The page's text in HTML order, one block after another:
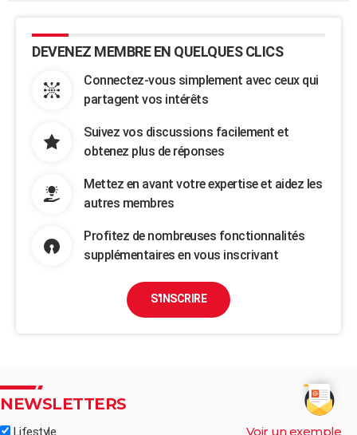
DEVENEZ MEMBRE EN QUELQUES CLICS
Connectez-vous simplement avec ceux qui
partagent vos intérêts
Suivez vos discussions facilement et
obtenez plus de réponses
Mettez en avant votre expertise et aidez les
autres membres
Profitez de nombreuses fonctionnalités
supplémentaires en vous inscrivant
S'INSCRIRE
NEWSLETTERS
Lifestyle Voir un exemple